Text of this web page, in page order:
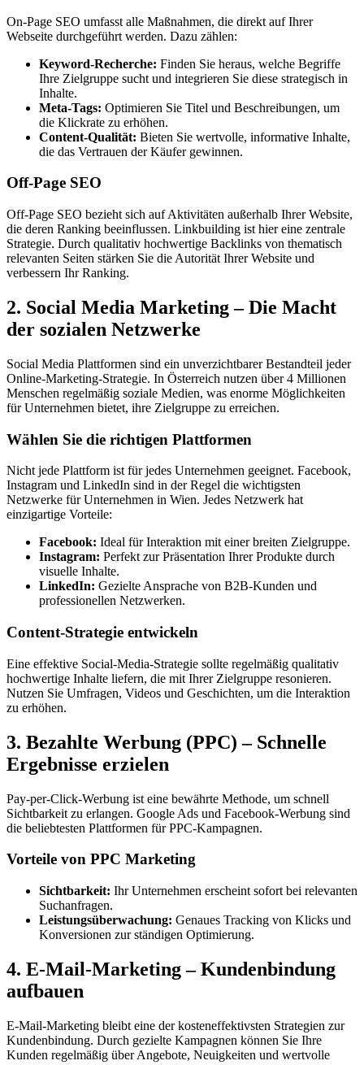
On-Page SEO umfasst alle Maßnahmen, die direkt auf Ihrer
Webseite durchgeführt werden. Dazu zählen:
Keyword-Recherche: Finden Sie heraus, welche Begriffe
Ihre Zielgruppe sucht und integrieren Sie diese strategisch in
Inhalte.
Meta-Tags: Optimieren Sie Titel und Beschreibungen, um
die Klickrate zu erhöhen.
Content-Qualität: Bieten Sie wertvolle, informative Inhalte,
die das Vertrauen der Käufer gewinnen.
Off-Page SEO
Off-Page SEO bezieht sich auf Aktivitäten außerhalb Ihrer Website,
die deren Ranking beeinflussen. Linkbuilding ist hier eine zentrale
Strategie. Durch qualitativ hochwertige Backlinks von thematisch
relevanten Seiten stärken Sie die Autorität Ihrer Website und
verbessern Ihr Ranking.
2. Social Media Marketing – Die Macht
der sozialen Netzwerke
Social Media Plattformen sind ein unverzichtbarer Bestandteil jeder
Online-Marketing-Strategie. In Österreich nutzen über 4 Millionen
Menschen regelmäßig soziale Medien, was enorme Möglichkeiten
für Unternehmen bietet, ihre Zielgruppe zu erreichen.
Wählen Sie die richtigen Plattformen
Nicht jede Plattform ist für jedes Unternehmen geeignet. Facebook,
Instagram und LinkedIn sind in der Regel die wichtigsten
Netzwerke für Unternehmen in Wien. Jedes Netzwerk hat
einzigartige Vorteile:
Facebook: Ideal für Interaktion mit einer breiten Zielgruppe.
Instagram: Perfekt zur Präsentation Ihrer Produkte durch
visuelle Inhalte.
LinkedIn: Gezielte Ansprache von B2B-Kunden und
professionellen Netzwerken.
Content-Strategie entwickeln
Eine effektive Social-Media-Strategie sollte regelmäßig qualitativ
hochwertige Inhalte liefern, die mit Ihrer Zielgruppe resonieren.
Nutzen Sie Umfragen, Videos und Geschichten, um die Interaktion
zu erhöhen.
3. Bezahlte Werbung (PPC) – Schnelle
Ergebnisse erzielen
Pay-per-Click-Werbung ist eine bewährte Methode, um schnell
Sichtbarkeit zu erlangen. Google Ads und Facebook-Werbung sind
die beliebtesten Plattformen für PPC-Kampagnen.
Vorteile von PPC Marketing
Sichtbarkeit: Ihr Unternehmen erscheint sofort bei relevanten
Suchanfragen.
Leistungsüberwachung: Genaues Tracking von Klicks und
Konversionen zur ständigen Optimierung.
4. E-Mail-Marketing – Kundenbindung
aufbauen
E-Mail-Marketing bleibt eine der kosteneffektivsten Strategien zur
Kundenbindung. Durch gezielte Kampagnen können Sie Ihre
Kunden regelmäßig über Angebote, Neuigkeiten und wertvolle